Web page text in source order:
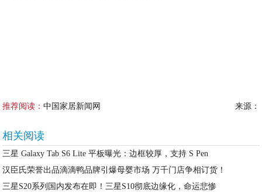
推荐阅读：中国家居新闻网 来源：
相关阅读
三星 Galaxy Tab S6 Lite 平板曝光：边框较厚，支持 S Pen
汉臣氏荣誉出品滴滴鸭品牌引爆母婴市场 万千门店争相订货！
三星S20系列国内发布在即！三星S10彻底边缘化，命运悲惨